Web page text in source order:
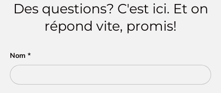
Des questions? C'est ici. Et on
répond vite, promis!
Nom